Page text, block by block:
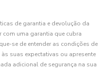
de garantia e devolução da
uma garantia que cubra
se de entender as condições de
suas expectativas ou apresente
adicional de segurança na sua